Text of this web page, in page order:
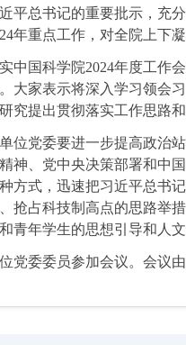
平总书记的重要批示，充
年重点工作，对全院上下
中国科学院2024年度工作
大家表示将深入学习领会
究提出贯彻落实工作思路
位党委要进一步提高政治
神、党中央决策部署和中
方式，迅速把习近平总书
抢占科技制高点的思路举
青年学生的思想引导和人
党委委员参加会议。会议